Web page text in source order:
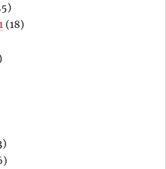
(18)